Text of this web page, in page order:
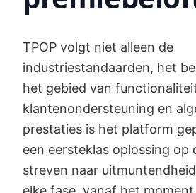
TPOP volgt niet alleen de
industriestandaarden, het
het gebied van
klantenondersteuning en
prestaties is het platform
een eersteklas oplossing op
streven naar